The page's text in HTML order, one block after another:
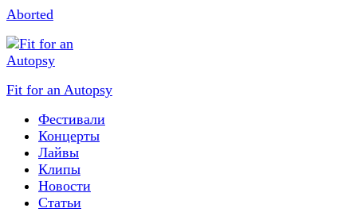
Aborted
Fit for an Autopsy
Фестивали
Концерты
Лайвы
Клипы
Новости
Статьи